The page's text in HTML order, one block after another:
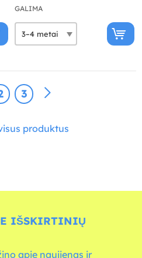
GALIMA
3
produktus
IŠSKIRTINIŲ
apie naujienas ir